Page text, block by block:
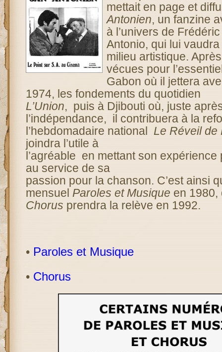
mettait en page et
Antonien, un fanzine
à l’univers de
Antonio, qui lui
milieu artistique.
vécues pour
Gabon où il jettera
1974, les fondements du quotidien
L’Union, puis à Djibouti où, juste
l’indépendance, il contribuera à la
l’hebdomadaire national Le Réveil de
joindra l’utile à
l’agréable en mettant son expérience
au service de sa
passion pour la chanson. C’est ainsi
mensuel Paroles et Musique en 1980,
Chorus prendra la relève en 1992.
• Paroles et Musique
• Chorus